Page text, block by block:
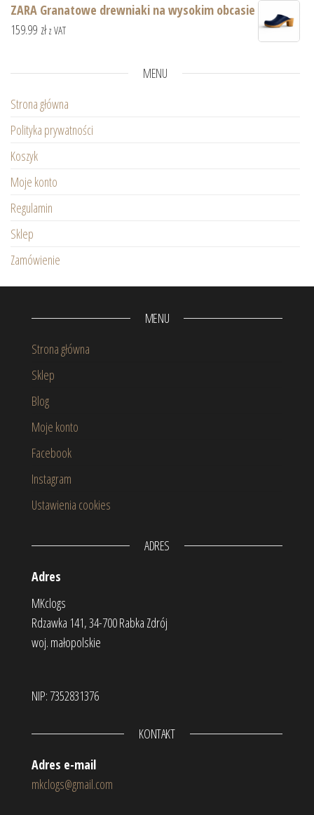
ZARA Granatowe drewniaki na wysokim obcasie
159.99 zł z VAT
MENU
Strona główna
Polityka prywatności
Koszyk
Moje konto
Regulamin
Sklep
Zamówienie
MENU
Strona główna
Sklep
Blog
Moje konto
Facebook
Instagram
Ustawienia cookies
ADRES
Adres
MKclogs
Rdzawka 141, 34-700 Rabka Zdrój
woj. małopolskie
NIP: 7352831376
KONTAKT
Adres e-mail
mkclogs@gmail.com